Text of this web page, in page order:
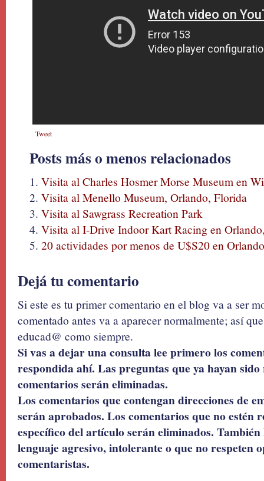
Tweet
Posts más o menos relacionados
Visita al Charles Hosmer Morse Museum en
Visita al Menello Museum, Orlando, Florida
Visita al Sawgrass Recreation Park
Visita al I-Drive Indoor Kart Racing en
20 actividades por menos de U$S20 en
Dejá tu comentario
Si este es tu primer comentario en el blog va a ser
comentado antes va a aparecer normalmente; así
educad@ como siempre.
Si vas a dejar una consulta lee primero los
respondida ahí. Las preguntas que ya hayan
comentarios serán eliminadas.
Los comentarios que contengan direcciones de
serán aprobados. Los comentarios que no estén
específico del artículo serán eliminados.
lenguaje agresivo, intolerante o que no respeten
comentaristas.